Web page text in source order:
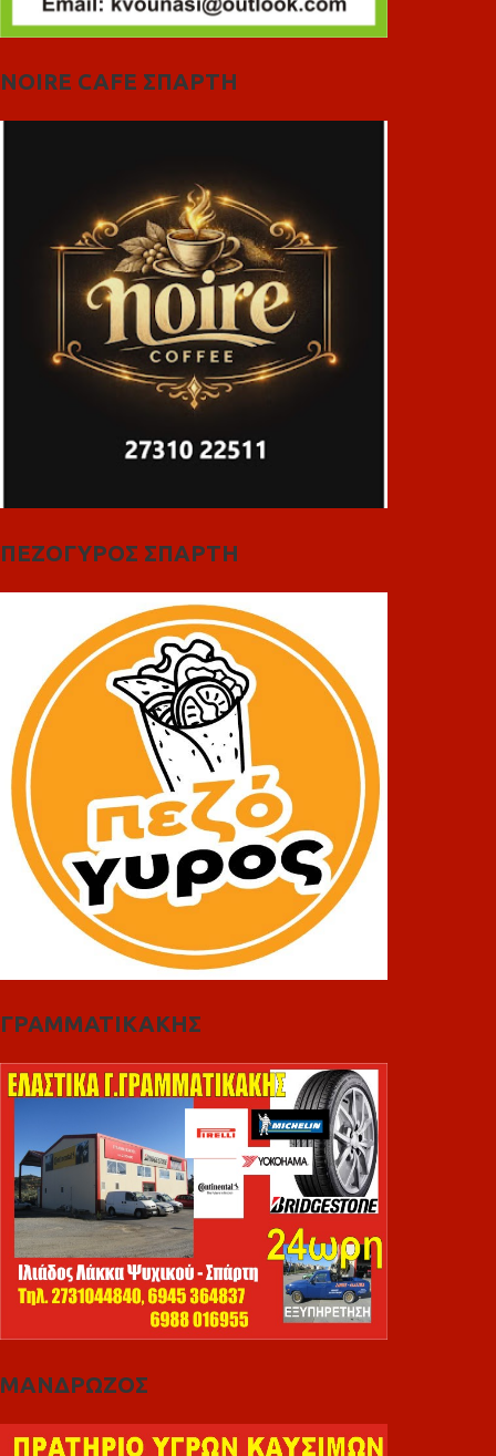
NOIRE CAFE ΣΠΑΡΤΗ
ΠΕΖΟΓΥΡΟΣ ΣΠΑΡΤΗ
ΓΡΑΜΜΑΤΙΚΑΚΗΣ
ΜΑΝΔΡΩΖΟΣ